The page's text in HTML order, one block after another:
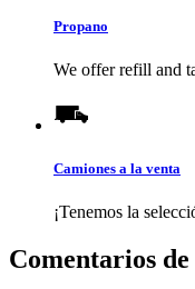
Propano
We offer refill and
Camiones a la venta
¡Tenemos la
Comentarios